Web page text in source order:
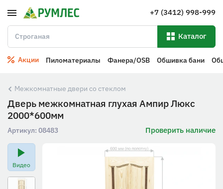
+7 (3412) 998-999
Каталог
Акции Пиломатериалы Фанера/OSB Обшивка бани
Межкомнатные двери со стеклом
Дверь межкомнатная глухая Ампир Люкс
2000*600мм
Артикул: 08483 Проверить наличие
Видео